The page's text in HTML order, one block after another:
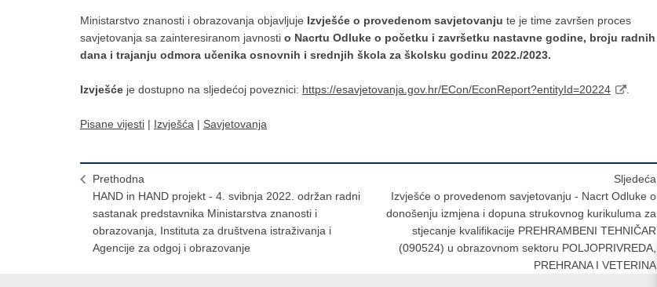
Ministarstvo znanosti i obrazovanja objavljuje Izvješće o provedenom savjetovanju te je time završen proces
savjetovanja sa zainteresiranom javnosti o Nacrtu Odluke o početku i završetku nastavne godine, broju radnih
dana i trajanju odmora učenika osnovnih i srednjih škola za školsku godinu 2022./2023.
Izvješće je dostupno na sljedećoj poveznici: https://esavjetovanja.gov.hr/ECon/EconReport?entityId=20224
Pisane vijesti | Izvješća | Savjetovanja
Prethodna
HAND in HAND projekt - 4. svibnja 2022. održan radni
sastanak predstavnika Ministarstva znanosti i
obrazovanja, Instituta za društvena istraživanja i
Agencije za odgoj i obrazovanje
Sljedeća
Izvješće o provedenom savjetovanju - Nacrt Odluke o
donošenju izmjena i dopuna strukovnog kurikuluma za
stjecanje kvalifikacije PREHRAMBENI TEHNIČAR
(090524) u obrazovnom sektoru POLJOPRIVREDA,
PREHRANA I VETERINA